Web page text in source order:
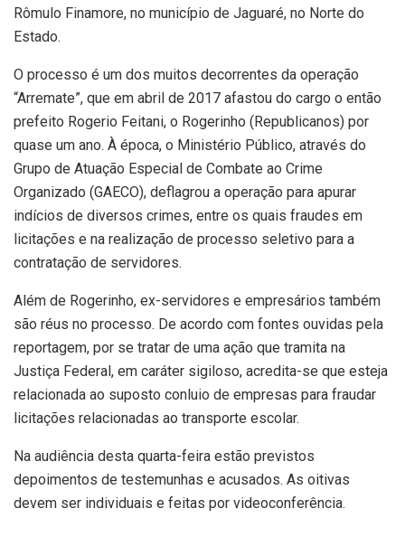
Rômulo Finamore, no município de Jaguaré, no Norte do
Estado.
O processo é um dos muitos decorrentes da operação
“Arremate”, que em abril de 2017 afastou do cargo o então
prefeito Rogerio Feitani, o Rogerinho (Republicanos) por
quase um ano. À época, o Ministério Público, através do
Grupo de Atuação Especial de Combate ao Crime
Organizado (GAECO), deflagrou a operação para apurar
indícios de diversos crimes, entre os quais fraudes em
licitações e na realização de processo seletivo para a
contratação de servidores.
Além de Rogerinho, ex-servidores e empresários também
são réus no processo. De acordo com fontes ouvidas pela
reportagem, por se tratar de uma ação que tramita na
Justiça Federal, em caráter sigiloso, acredita-se que esteja
relacionada ao suposto conluio de empresas para fraudar
licitações relacionadas ao transporte escolar.
Na audiência desta quarta-feira estão previstos
depoimentos de testemunhas e acusados. As oitivas
devem ser individuais e feitas por videoconferência.